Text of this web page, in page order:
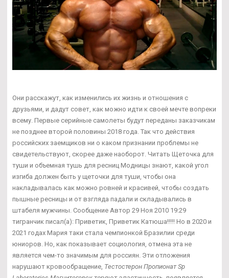
Они расскажут, как изменились их жизнь и отношения с
друзьями, и дадут совет, как можно идти к своей мечте вопреки
всему. Первые серийные самолеты будут переданы заказчикам
не позднее второй половины 2018 года. Так что действия
российских заемщиков ни о каком признании проблемы не
свидетельствуют, скорее даже наоборот. Читать Щеточка для
туши и объемная тушь для ресниц Модницы знают, какой угол
изгиба должен быть у щеточки для туши, чтобы она
накладывалась как можно ровней и красивей, чтобы создать
пышные ресницы и от взгляда падали и складывались в
штабеля мужчины. Сообщение Автор 29 Ноя 2010 19:29
тигранчик писал(а): Приветик, Приветик Катюша!!!!! Но в 2020 и
2021 годах Мария таки стала чемпионкой Бразилии среди
юниоров. Но, как показывает социология, отмена эта не
является чем-то значимым для россиян. Эти отложения
нарушают кровообращение, Тестостерон Пропионат Sp